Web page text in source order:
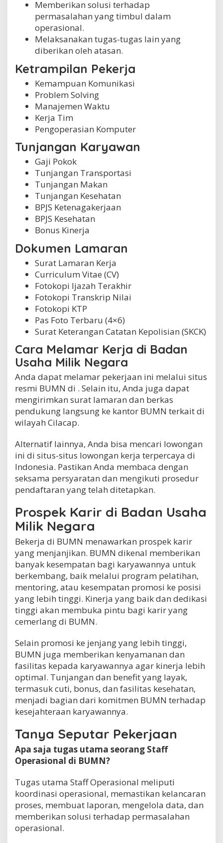
Memberikan solusi terhadap
permasalahan yang timbul dalam
operasional.
Melaksanakan tugas-tugas lain yang
diberikan oleh atasan.
Ketrampilan Pekerja
Kemampuan Komunikasi
Problem Solving
Manajemen Waktu
Kerja Tim
Pengoperasian Komputer
Tunjangan Karyawan
Gaji Pokok
Tunjangan Transportasi
Tunjangan Makan
Tunjangan Kesehatan
BPJS Ketenagakerjaan
BPJS Kesehatan
Bonus Kinerja
Dokumen Lamaran
Surat Lamaran Kerja
Curriculum Vitae (CV)
Fotokopi Ijazah Terakhir
Fotokopi Transkrip Nilai
Fotokopi KTP
Pas Foto Terbaru (4×6)
Surat Keterangan Catatan Kepolisian (SKCK)
Cara Melamar Kerja di Badan
Usaha Milik Negara
Anda dapat melamar pekerjaan ini melalui situs
resmi BUMN di . Selain itu, Anda juga dapat
mengirimkan surat lamaran dan berkas
pendukung langsung ke kantor BUMN terkait di
wilayah Cilacap.
Alternatif lainnya, Anda bisa mencari lowongan
ini di situs-situs lowongan kerja terpercaya di
Indonesia. Pastikan Anda membaca dengan
seksama persyaratan dan mengikuti prosedur
pendaftaran yang telah ditetapkan.
Prospek Karir di Badan Usaha
Milik Negara
Bekerja di BUMN menawarkan prospek karir
yang menjanjikan. BUMN dikenal memberikan
banyak kesempatan bagi karyawannya untuk
berkembang, baik melalui program pelatihan,
mentoring, atau kesempatan promosi ke posisi
yang lebih tinggi. Kinerja yang baik dan dedikasi
tinggi akan membuka pintu bagi karir yang
cemerlang di BUMN.
Selain promosi ke jenjang yang lebih tinggi,
BUMN juga memberikan kenyamanan dan
fasilitas kepada karyawannya agar kinerja lebih
optimal. Tunjangan dan benefit yang layak,
termasuk cuti, bonus, dan fasilitas kesehatan,
menjadi bagian dari komitmen BUMN terhadap
kesejahteraan karyawannya.
Tanya Seputar Pekerjaan
Apa saja tugas utama seorang Staff
Operasional di BUMN?
Tugas utama Staff Operasional meliputi
koordinasi operasional, memastikan kelancaran
proses, membuat laporan, mengelola data, dan
memberikan solusi terhadap permasalahan
operasional.